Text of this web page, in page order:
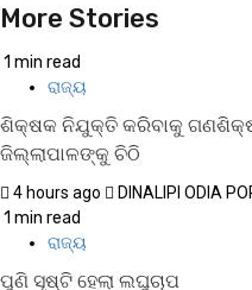
More Stories
1 min read
ରାଜ୍ୟ
ଶିକ୍ଷକ ନିଯୁକ୍ତି କରିବାକୁ
ଜିଲ୍ଲାପାଳଙ୍କୁ ଚିଠି
4 hours ago DINALIPI ODIA
1 min read
ରାଜ୍ୟ
ପୁଣି ସୃଷ୍ଟି ହେଲା ଲଘୁଚାପ